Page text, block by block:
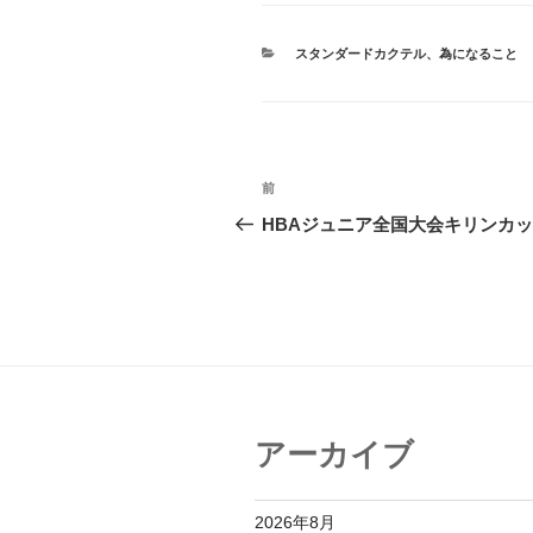
カ
スタンダードカクテル、 為になること
投
稿
シ
ョ
ン
前
の
前
HBAジュニア全国大会キリンカ
アーカイブ
2026年8月